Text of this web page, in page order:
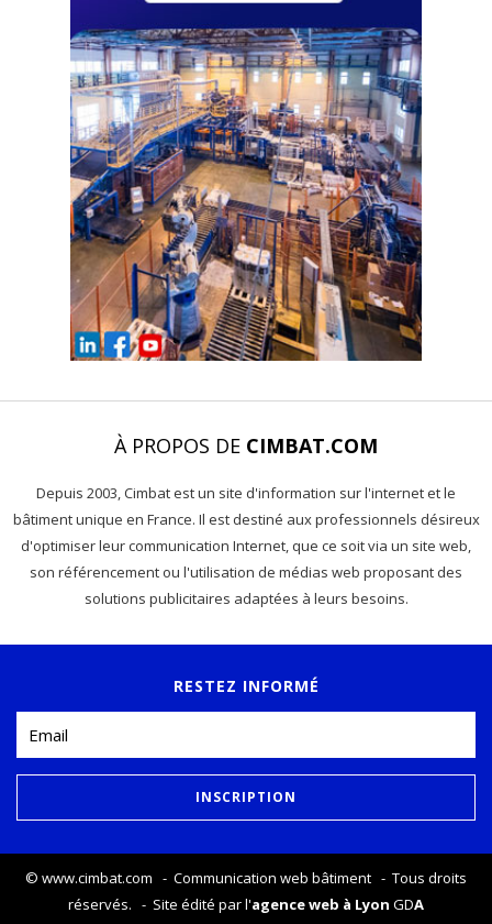
À PROPOS DE CIMBAT.COM
Depuis 2003, Cimbat est un site d'information sur l'internet et le
bâtiment unique en France. Il est destiné aux professionnels désireux
d'optimiser leur communication Internet, que ce soit via un site web,
son référencement ou l'utilisation de médias web proposant des
solutions publicitaires adaptées à leurs besoins.
RESTEZ INFORMÉ
© www.cimbat.com - Communication web bâtiment - Tous droits
réservés. - Site édité par l'agence web à Lyon GDA